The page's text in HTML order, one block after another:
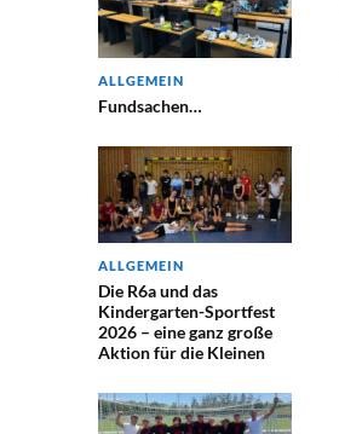
ALLGEMEIN
Fundsachen…
ALLGEMEIN
Die R6a und das
Kindergarten-Sportfest
2026 – eine ganz große
Aktion für die Kleinen